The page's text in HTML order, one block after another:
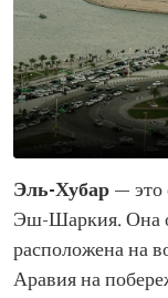
Эль-Хубар — это
Эш-Шаркия. Она
расположена на
Аравия на